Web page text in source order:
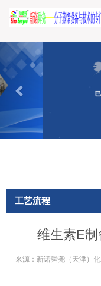
工艺流程
维生素E
来源： 新诺舜尧（天津）